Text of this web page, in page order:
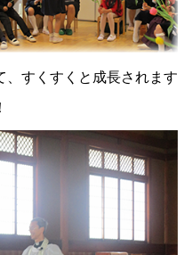
、すくすくと成長されます